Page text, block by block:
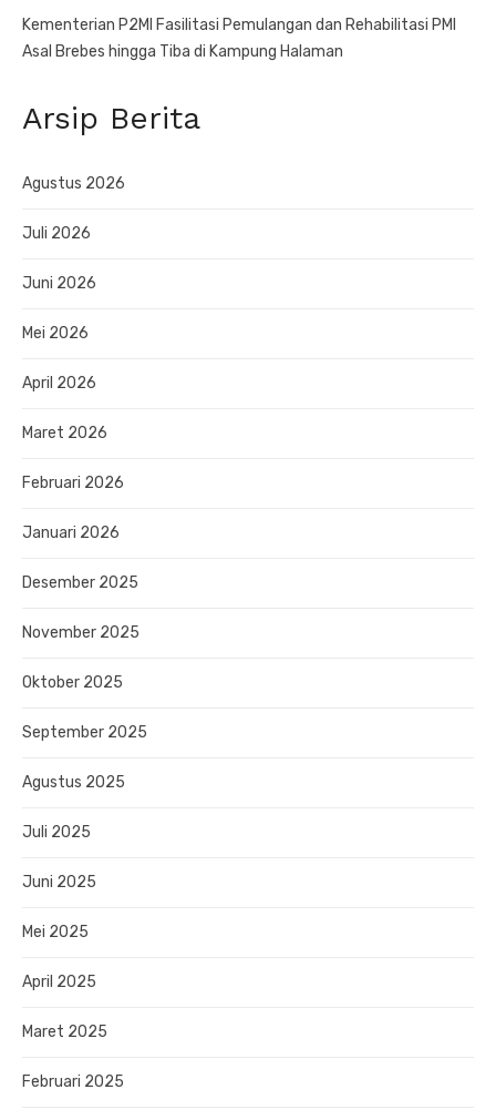
Kementerian P2MI Fasilitasi Pemulangan dan Rehabilitasi PMI
Asal Brebes hingga Tiba di Kampung Halaman
Arsip Berita
Agustus 2026
Juli 2026
Juni 2026
Mei 2026
April 2026
Maret 2026
Februari 2026
Januari 2026
Desember 2025
November 2025
Oktober 2025
September 2025
Agustus 2025
Juli 2025
Juni 2025
Mei 2025
April 2025
Maret 2025
Februari 2025